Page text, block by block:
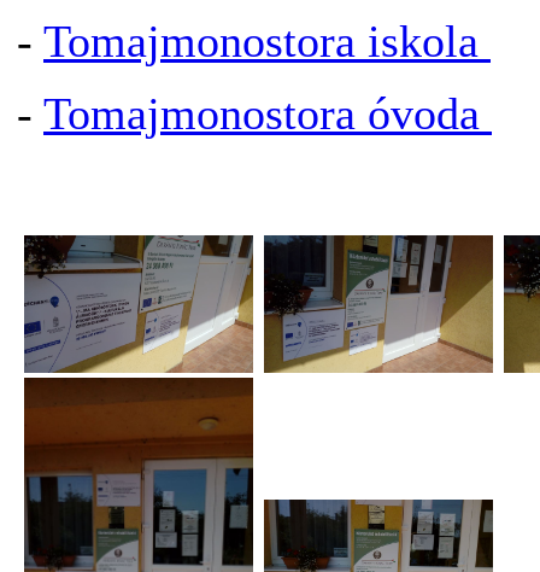
- Tomajmonostora iskola
- Tomajmonostora óvoda